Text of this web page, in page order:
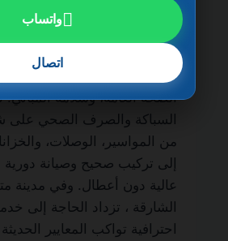
مدى الحياة من أهم الخدمات
غنى عنها في أي منزل أو مبنى
نظرًا لدورها المباشر في
الصحة العامة، وسلامة المباني.
السباكة والصرف الصحي على
من المواسير، الوصلات،
إلى تركيب صحيح وصيانة دورية
عالية دون أعطال. وفي مدينة
الشارقة ، تزداد الحاجة إلى
احترافية تواكب المعايير
واتساب
اتصال